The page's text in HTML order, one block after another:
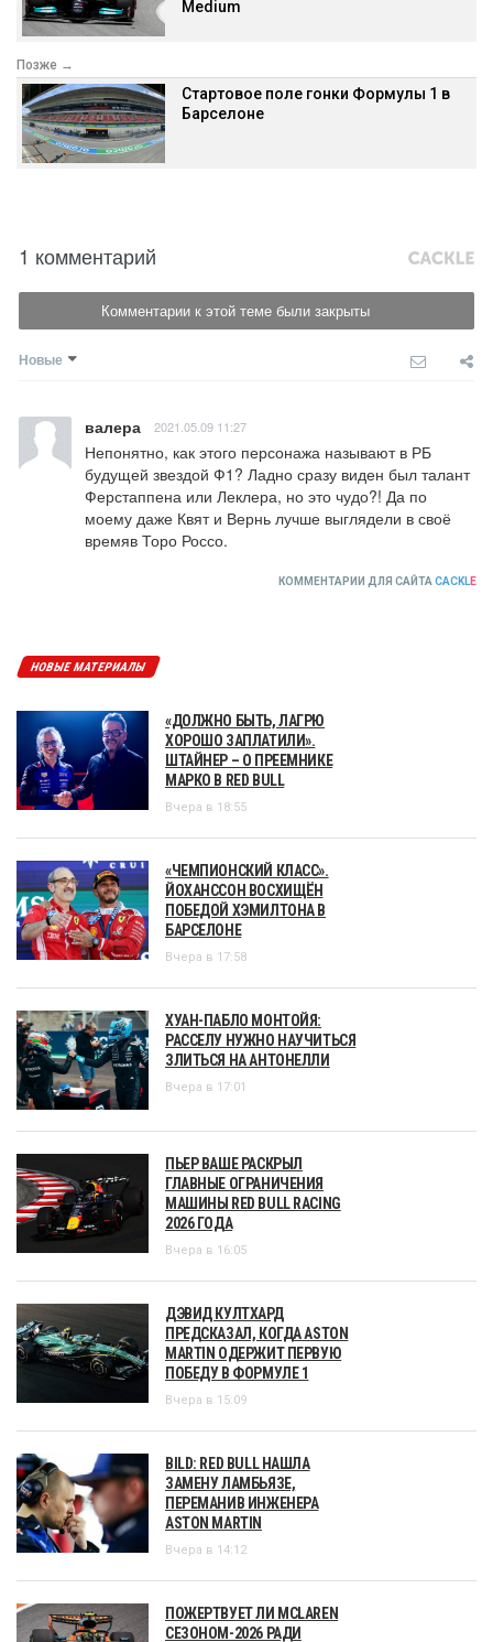
Medium
Позже →
Стартовое поле гонки Формулы 1 в
Барселоне
1 комментарий
Комментарии к этой теме были закрыты
Новые
валера 2021.05.09 11:27
Непонятно, как этого персонажа называют в РБ
будущей звездой Ф1? Ладно сразу виден был талант
Ферстаппена или Леклера, но это чудо?! Да по
моему даже Квят и Вернь лучше выглядели в своё
времяв Торо Россо.
КОММЕНТАРИИ ДЛЯ САЙТА CACKLE
НОВЫЕ МАТЕРИАЛЫ
«ДОЛЖНО БЫТЬ, ЛАГРЮ
ХОРОШО ЗАПЛАТИЛИ».
ШТАЙНЕР – О ПРЕЕМНИКЕ
МАРКО В RED BULL
Вчера в 18:55
«ЧЕМПИОНСКИЙ КЛАСС».
ЙОХАНССОН ВОСХИЩЁН
ПОБЕДОЙ ХЭМИЛТОНА В
БАРСЕЛОНЕ
Вчера в 17:58
ХУАН-ПАБЛО МОНТОЙЯ:
РАССЕЛУ НУЖНО НАУЧИТЬСЯ
ЗЛИТЬСЯ НА АНТОНЕЛЛИ
Вчера в 17:01
ПЬЕР ВАШЕ РАСКРЫЛ
ГЛАВНЫЕ ОГРАНИЧЕНИЯ
МАШИНЫ RED BULL RACING
2026 ГОДА
Вчера в 16:05
ДЭВИД КУЛТХАРД
ПРЕДСКАЗАЛ, КОГДА ASTON
MARTIN ОДЕРЖИТ ПЕРВУЮ
ПОБЕДУ В ФОРМУЛЕ 1
Вчера в 15:09
BILD: RED BULL НАШЛА
ЗАМЕНУ ЛАМБЬЯЗЕ,
ПЕРЕМАНИВ ИНЖЕНЕРА
ASTON MARTIN
Вчера в 14:12
ПОЖЕРТВУЕТ ЛИ MCLAREN
СЕЗОНОМ-2026 РАДИ